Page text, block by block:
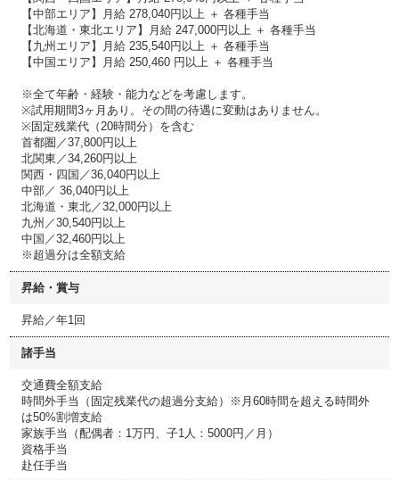
【中部エリア】月給 278,040円以上 ＋ 各種手当
【北海道・東北エリア】月給 247,000円以上 ＋ 各種手当
【九州エリア】月給 235,540円以上 ＋ 各種手当
【中国エリア】月給 250,460 円以上 ＋ 各種手当
※全て年齢・経験・能力などを考慮します。
※試用期間3ヶ月あり。その間の待遇に変動はありません。
※固定残業代（20時間分）を含む
首都圏／37,800円以上
北関東／34,260円以上
関西・四国／36,040円以上
中部／ 36,040円以上
北海道・東北／32,000円以上
九州／30,540円以上
中国／32,460円以上
※超過分は全額支給
昇給・賞与
昇給／年1回
諸手当
交通費全額支給
時間外手当（固定残業代の超過分支給）※月60時間を超える時間外
は50%割増支給
家族手当（配偶者：1万円、子1人：5000円／月）
資格手当
赴任手当